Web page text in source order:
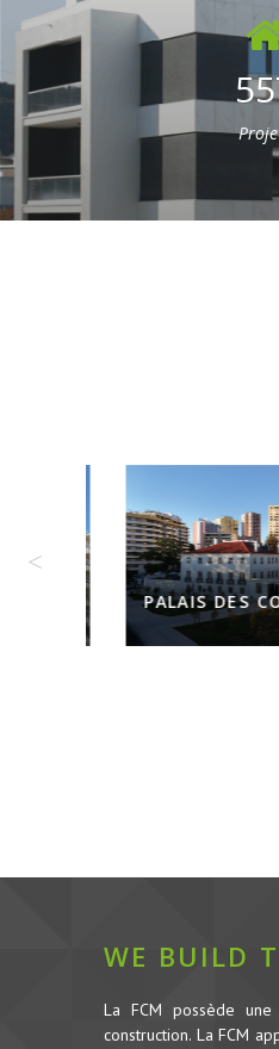
PALAIS DES
WE BUILD
La FCM possède
construction. La FCM